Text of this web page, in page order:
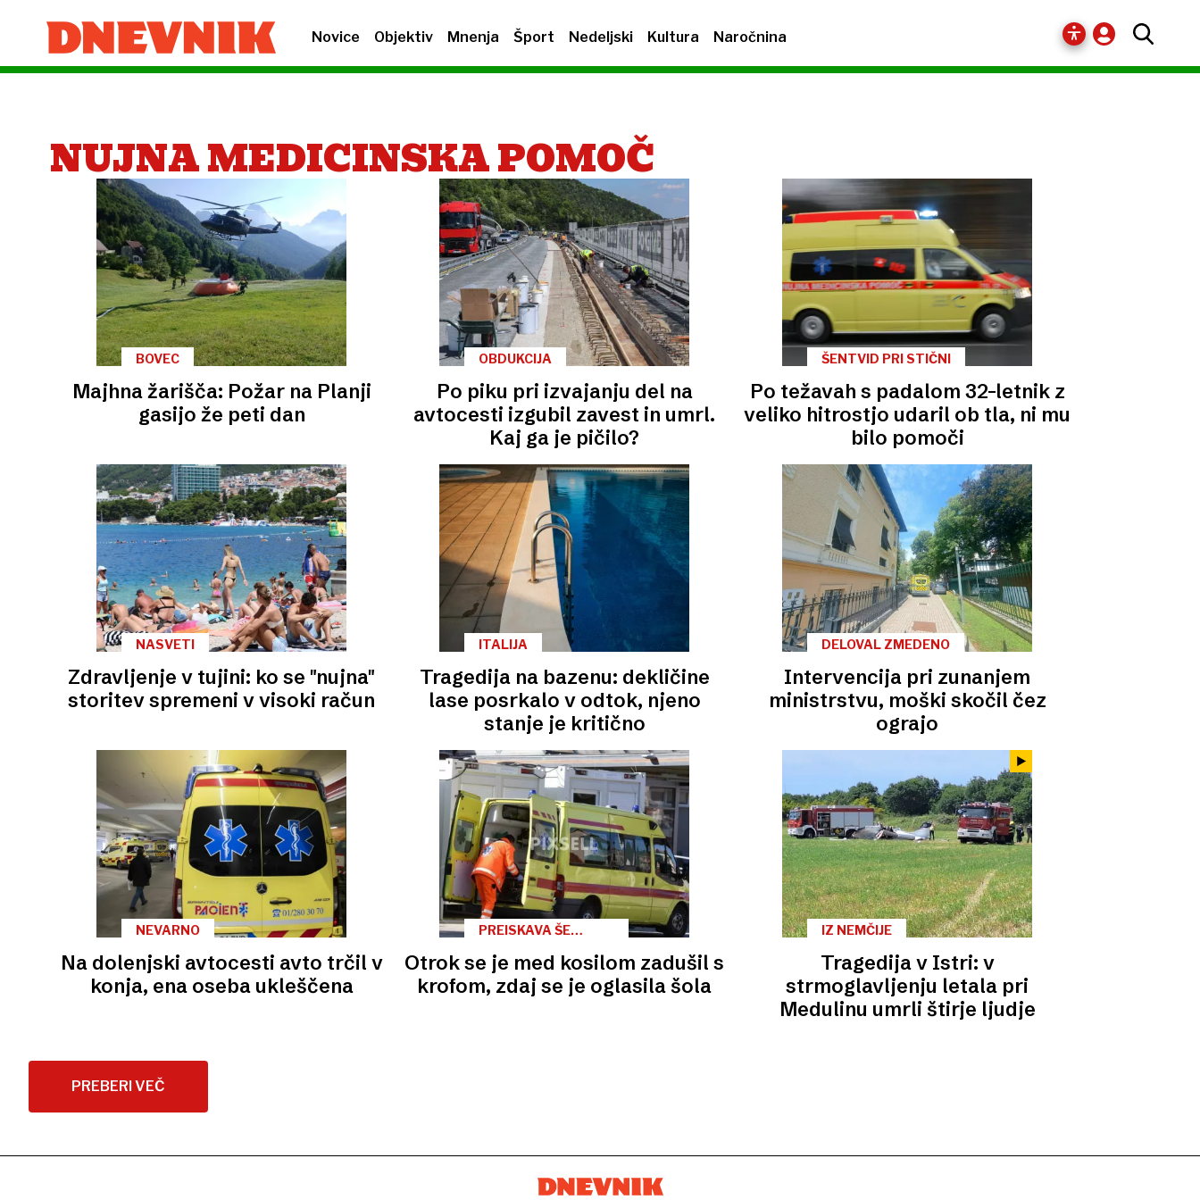
Novice Objektiv Mnenja Šport Nedeljski Kultura Naročnina
NUJNA MEDICINSKA POMOČ
BOVEC
Majhna žarišča: Požar na Planji
gasijo že peti dan
OBDUKCIJA
Po piku pri izvajanju del na
avtocesti izgubil zavest in umrl.
Kaj ga je pičilo?
ŠENTVID PRI STIČNI
Po težavah s padalom 32-letnik z
veliko hitrostjo udaril ob tla, ni mu
bilo pomoči
NASVETI
Zdravljenje v tujini: ko se "nujna"
storitev spremeni v visoki račun
ITALIJA
Tragedija na bazenu: dekličine
lase posrkalo v odtok, njeno
stanje je kritično
DELOVAL ZMEDENO
Intervencija pri zunanjem
ministrstvu, moški skočil čez
ograjo
NEVARNO
Na dolenjski avtocesti avto trčil v
konja, ena oseba ukleščena
PREISKAVA ŠE
Otrok se je med kosilom zadušil s
krofom, zdaj se je oglasila šola
IZ NEMČIJE
Tragedija v Istri: v
strmoglavljenju letala pri
Medulinu umrli štirje ljudje
PREBERI VEČ